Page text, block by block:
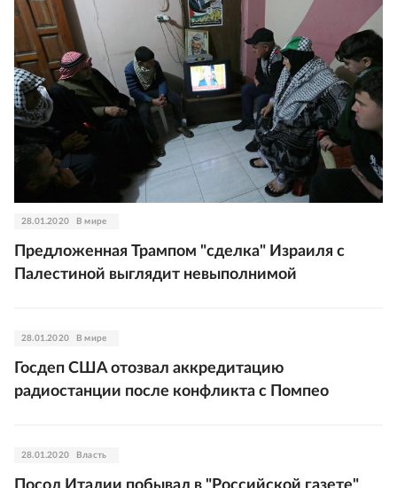
28.01.2020 В мире
Предложенная Трампом "сделка" Израиля с
Палестиной выглядит невыполнимой
28.01.2020 В мире
Госдеп США отозвал аккредитацию
радиостанции после конфликта с Помпео
28.01.2020 Власть